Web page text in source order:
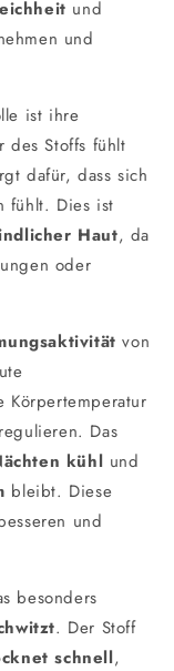
und
und
ist ihre
des Stoffs fühlt
dafür, dass sich
fühlt. Dies ist
Haut, da
oder
von
Das
kühl und
bleibt. Diese
und
besonders
. Der Stoff
schnell,